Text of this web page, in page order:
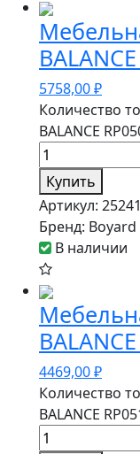
5758,00₽
Количество
BALANCE
Купить
Артикул: 25241
Бренд: Boyard
В наличии
4469,00₽
Количество
BALANCE